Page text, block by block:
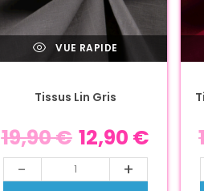
VUE RAPIDE
Tissus Lin Gris
19,90€ 12,90 €
- +